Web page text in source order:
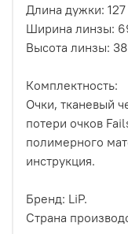
Длина дужки:
Ширина линзы:
Высота линзы:
Комплектность:
Очки, тканевый
потери очков
полимерного
инструкция.
Бренд: LiP.
Страна